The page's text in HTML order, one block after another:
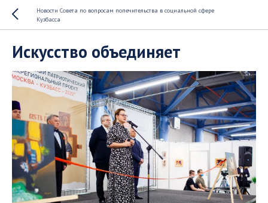
Новости Совета по вопросам попечительства в социальной сфере
Кузбасса
Искусство объединяет